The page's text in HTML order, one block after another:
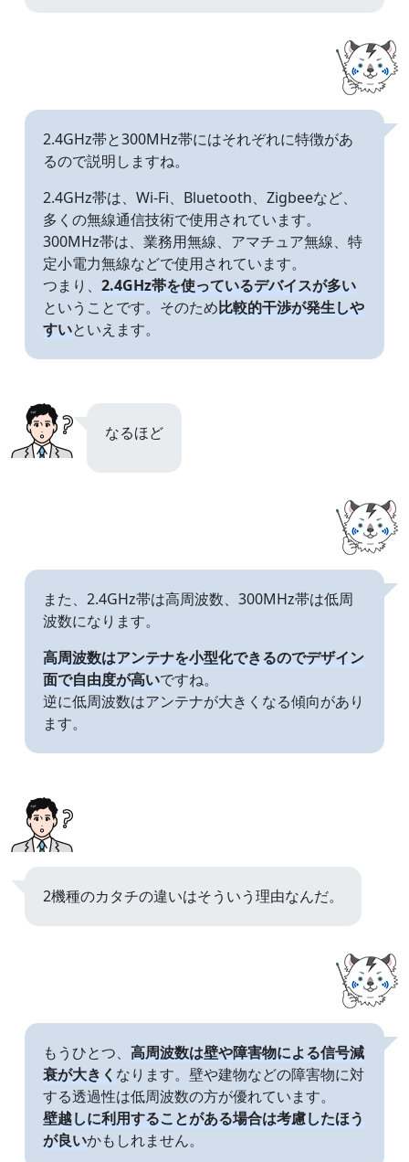
2.4GHz帯と300MHz帯にはそれぞれに特徴があ
るので説明しますね。
2.4GHz帯は、Wi-Fi、Bluetooth、Zigbeeなど、
多くの無線通信技術で使用されています。
300MHz帯は、業務用無線、アマチュア無線、特
定小電力無線などで使用されています。
つまり、 2.4GHz帯を使っているデバイスが多い
ということです。そのため比較的干渉が発生しや
すいといえます。
なるほど
また、2.4GHz帯は高周波数、300MHz帯は低周
波数になります。
高周波数はアンテナを小型化できるのでデザイン
面で自由度が高いですね。
逆に低周波数はアンテナが大きくなる傾向があり
ます。
2機種のカタチの違いはそういう理由なんだ。
もうひとつ、 高周波数は壁や障害物による信号減
衰が大きく なります。壁や建物などの障害物に対
する透過性は低周波数の方が優れています。
壁越しに利用することがある場合は考慮したほう
が良いかもしれません。